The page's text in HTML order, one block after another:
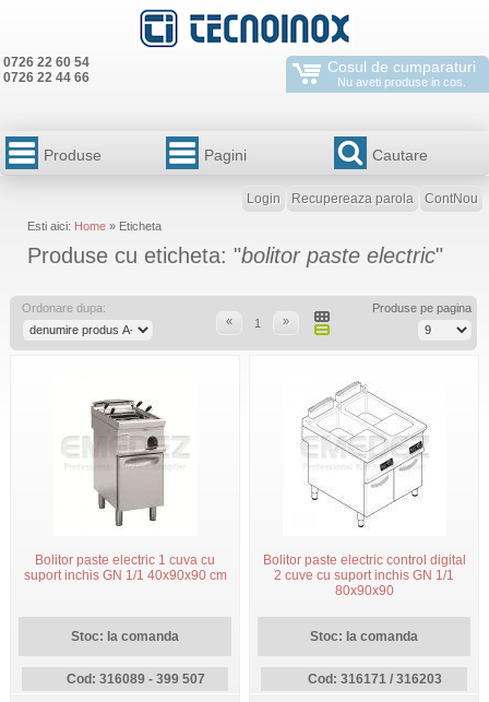
0726 22 60 54
0726 22 44 66
Cosul de cumparaturi
Nu aveti produse in cos.
Produse Pagini Cautare
Login Recupereaza parola ContNou
Esti aici: Home » Eticheta
Produse cu eticheta: "bolitor paste electric"
Ordonare dupa:
«
1 »
Produse pe pagina
Bolitor paste electric 1 cuva cu
suport inchis GN 1/1 40x90x90 cm
Stoc: la comanda
Cod: 316089 - 399 507
Bolitor paste electric control digital
2 cuve cu suport inchis GN 1/1
80x90x90
Stoc: la comanda
Cod: 316171 / 316203